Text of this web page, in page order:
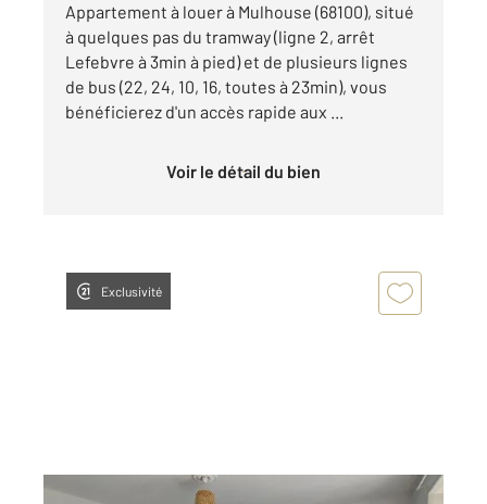
Appartement à louer à Mulhouse (68100), situé
à quelques pas du tramway (ligne 2, arrêt
Lefebvre à 3min à pied) et de plusieurs lignes
de bus (22, 24, 10, 16, toutes à 23min), vous
bénéficierez d'un accès rapide aux ...
Voir le détail du bien
Exclusivité